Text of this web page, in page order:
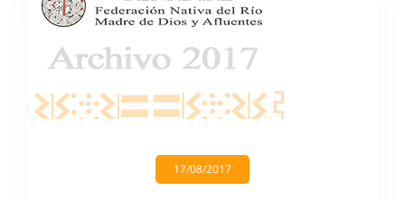
17/08/2017